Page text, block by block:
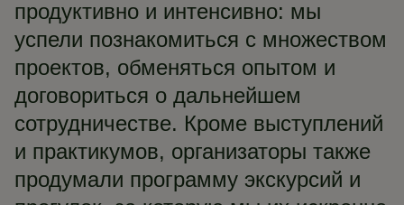
продуктивно и интенсивно: мы
успели познакомиться с множеством
проектов, обменяться опытом и
договориться о дальнейшем
сотрудничестве. Кроме выступлений
и практикумов, организаторы также
продумали программу экскурсий и